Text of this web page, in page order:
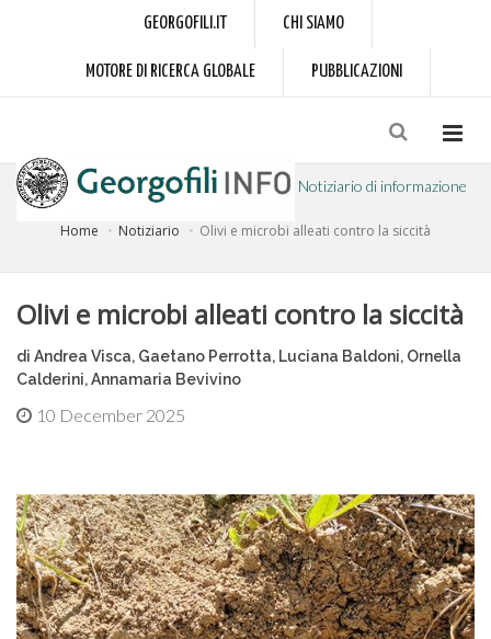
GEORGOFILI.IT CHI SIAMO
MOTORE DI RICERCA GLOBALE PUBBLICAZIONI
Notiziario di informazione
Home Notiziario Olivi e microbi alleati contro la siccità
Olivi e microbi alleati contro la siccità
di Andrea Visca, Gaetano Perrotta, Luciana Baldoni, Ornella
Calderini, Annamaria Bevivino
10 December 2025